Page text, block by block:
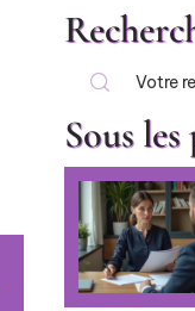
Sous